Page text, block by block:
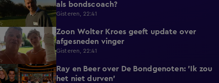
als bondscoach?
Gisteren, 22:41
0:59
Zoon Wolter Kroes geeft update over
afgesneden vinger
Gisteren, 22:41
1:45
Ray en Beer over De Bondgenoten: 'Ik zou
het niet durven'